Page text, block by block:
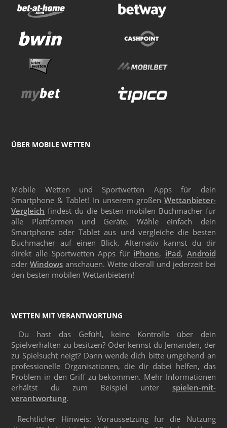
ÜBER MOBILE WETTEN
Mobile Wetten und Sportwetten Apps für dein
Smartphone & Tablet! In unserem großen Wettanbieter-
Vergleich findest du die besten mobilen Buchmacher für
alle Plattformen und Geräte. Wähle einfach dein
Smartphone oder Tablet aus und vergleiche die besten
Buchmacher auf einen Blick. Alternativ kannst du dir
direkt alle Sportwetten Apps für iPhone, iPad, Android
oderWindows anschauen. Wette überall und jederzeit bei
den besten mobilen Wettanbietern!
WETTEN MIT VERANTWORTUNG
Du hast das Gefühl, keine Kontrolle über dein
Spielverhalten zu besitzen? Oder kennst du Jemanden, der
zu Spielsucht neigt? Dann wende dich bitte umgehend an
professionelle Organisationen, die dir dabei helfen, das
Problem in den Griff zu bekommen. Mehr Informationen
erhältst du zum Beispiel unter spielen-mit-
verantwortung.
Rechtlicher Hinweis: Voraussetzung für die Nutzung